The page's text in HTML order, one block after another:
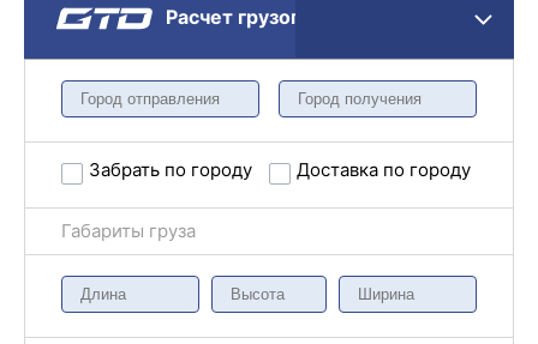
Расчет грузоперевозки
Забрать по городу Доставка по городу
Габариты груза